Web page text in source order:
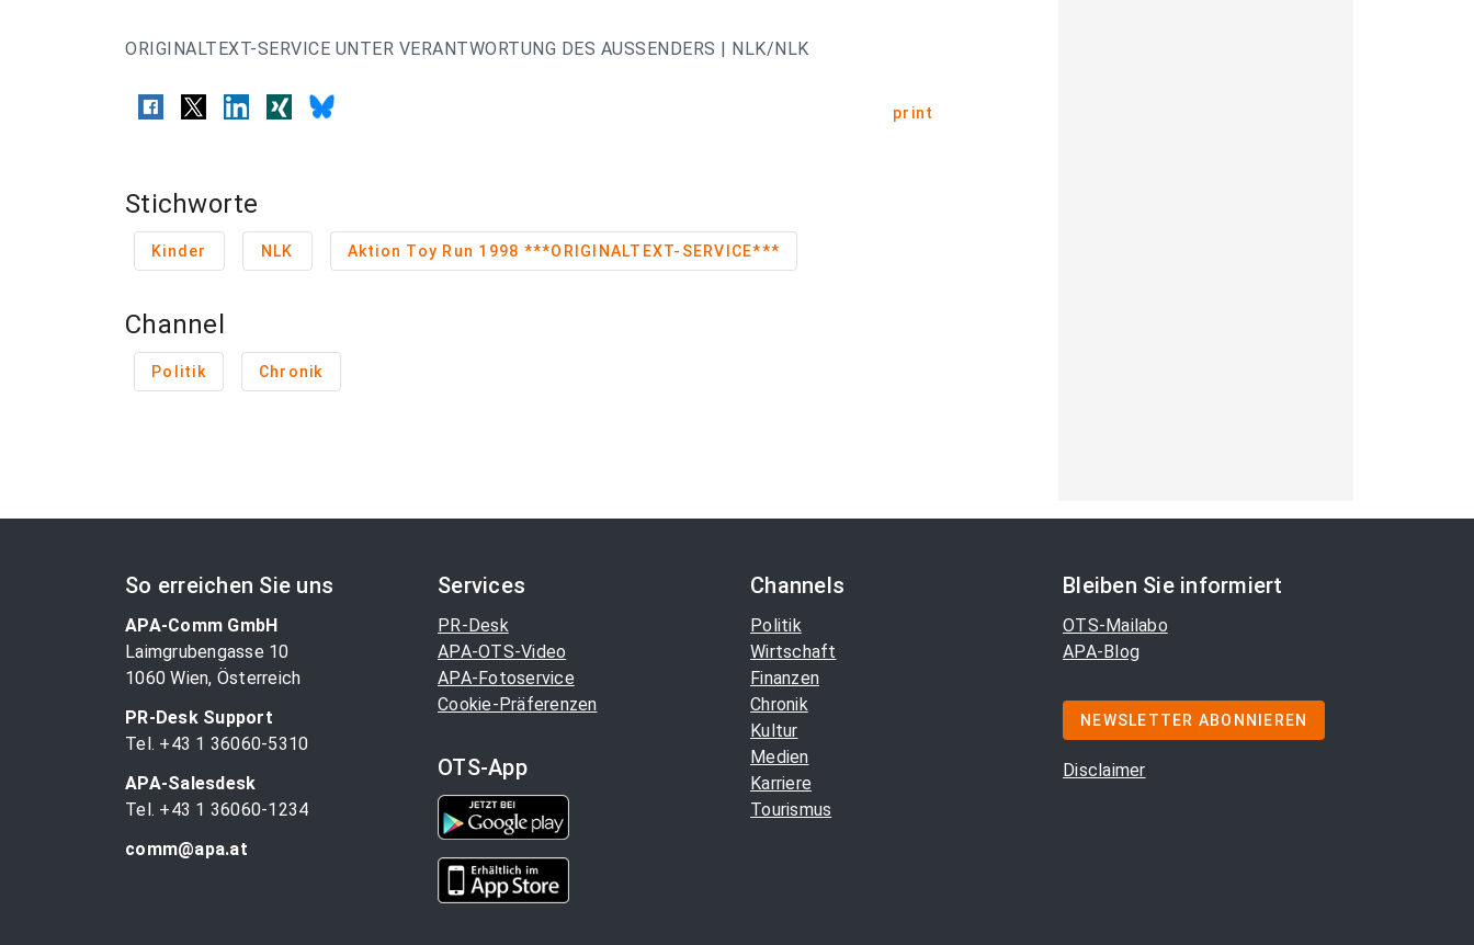
ORIGINALTEXT-SERVICE UNTER VERANTWORTUNG DES AUSSENDERS | NLK/NLK
print
Stichworte
Kinder NLK Aktion Toy Run 1998 ***ORIGINALTEXT-SERVICE***
Channel
Politik Chronik
So erreichen Sie uns
APA-Comm GmbH
Laimgrubengasse 10
1060 Wien, Österreich
PR-Desk Support
Tel. +43 1 36060-5310
APA-Salesdesk
Tel. +43 1 36060-1234
comm@apa.at
Services
PR-Desk
APA-OTS-Video
APA-Fotoservice
Cookie-Präferenzen
OTS-App
Channels
Politik
Wirtschaft
Finanzen
Chronik
Kultur
Medien
Karriere
Tourismus
Bleiben Sie informiert
OTS-Mailabo
APA-Blog
NEWSLETTER ABONNIEREN
Disclaimer